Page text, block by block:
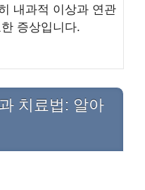
내과적 이상과 연관
증상입니다.
치료법: 알아